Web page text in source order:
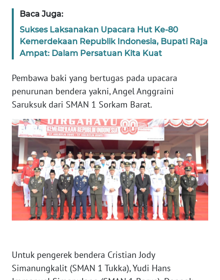
Baca Juga:
Sukses Laksanakan Upacara Hut Ke-80
Kemerdekaan Republik Indonesia, Bupati Raja
Ampat: Dalam Persatuan Kita Kuat
Pembawa baki yang bertugas pada upacara
penurunan bendera yakni, Angel Anggraini
Saruksuk dari SMAN 1 Sorkam Barat.
Untuk pengerek bendera Cristian Jody
Simanungkalit (SMAN 1 Tukka), Yudi Hans
WN
WN
SULBAR
BABEL
WN
SUMBAR
WN
SUMSEL
WN
BENGKULU
WN